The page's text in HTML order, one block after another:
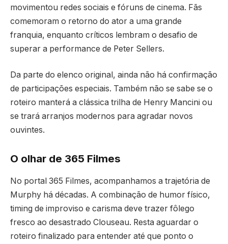
movimentou redes sociais e fóruns de cinema. Fãs
comemoram o retorno do ator a uma grande
franquia, enquanto críticos lembram o desafio de
superar a performance de Peter Sellers.
Da parte do elenco original, ainda não há confirmação
de participações especiais. Também não se sabe se o
roteiro manterá a clássica trilha de Henry Mancini ou
se trará arranjos modernos para agradar novos
ouvintes.
O olhar de 365 Filmes
No portal 365 Filmes, acompanhamos a trajetória de
Murphy há décadas. A combinação de humor físico,
timing de improviso e carisma deve trazer fôlego
fresco ao desastrado Clouseau. Resta aguardar o
roteiro finalizado para entender até que ponto o